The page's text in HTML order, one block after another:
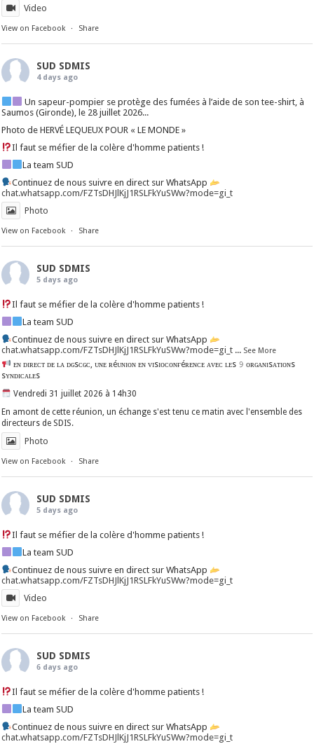
Video
View on Facebook · Share
SUD SDMIS
4 days ago
Un sapeur-pompier se protège des fumées à l’aide de son tee-shirt, à
Saumos (Gironde), le 28 juillet 2026...
Photo de HERVÉ LEQUEUX POUR « LE MONDE »
Il faut se méfier de la colère d'homme patients !
La team SUD
Continuez de nous suivre en direct sur WhatsApp
chat.whatsapp.com/FZTsDHJlKjJ1RSLFkYuSWw?mode=gi_t
Photo
View on Facebook · Share
SUD SDMIS
5 days ago
Il faut se méfier de la colère d'homme patients !
La team SUD
Continuez de nous suivre en direct sur WhatsApp
chat.whatsapp.com/FZTsDHJlKjJ1RSLFkYuSWw?mode=gi_t
ᴇɴ ᴅɪʀᴇᴄᴛ ᴅᴇ ʟᴀ ᴅɢsᴄɢᴄ, ᴜɴᴇ ʀéᴜɴɪᴏɴ ᴇɴ ᴠɪsɪᴏᴄᴏɴғéʀᴇɴᴄᴇ ᴀᴠᴇᴄ ʟᴇs 𝟿 ᴏʀɢᴀɴɪsᴀᴛɪᴏɴs
sʏɴᴅɪᴄᴀʟᴇs
Vendredi 31 juillet 2026 à 14h30
En amont de cette réunion, un échange s'est tenu ce matin avec l'ensemble des
directeurs de SDIS.
... See More
Photo
View on Facebook · Share
SUD SDMIS
5 days ago
Il faut se méfier de la colère d'homme patients !
La team SUD
Continuez de nous suivre en direct sur WhatsApp
chat.whatsapp.com/FZTsDHJlKjJ1RSLFkYuSWw?mode=gi_t
Video
View on Facebook · Share
SUD SDMIS
6 days ago
Il faut se méfier de la colère d'homme patients !
La team SUD
Continuez de nous suivre en direct sur WhatsApp
chat.whatsapp.com/FZTsDHJlKjJ1RSLFkYuSWw?mode=gi_t